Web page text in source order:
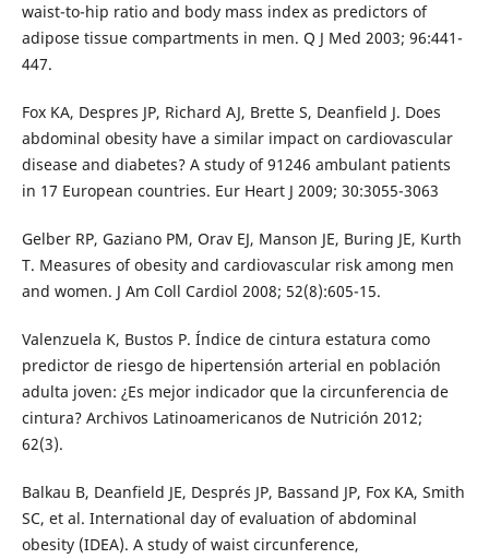
waist-to-hip ratio and body mass index as predictors of
adipose tissue compartments in men. Q J Med 2003; 96:441-
447.
Fox KA, Despres JP, Richard AJ, Brette S, Deanfield J. Does
abdominal obesity have a similar impact on cardiovascular
disease and diabetes? A study of 91246 ambulant patients
in 17 European countries. Eur Heart J 2009; 30:3055-3063
Gelber RP, Gaziano PM, Orav EJ, Manson JE, Buring JE, Kurth
T. Measures of obesity and cardiovascular risk among men
and women. J Am Coll Cardiol 2008; 52(8):605-15.
Valenzuela K, Bustos P. Índice de cintura estatura como
predictor de riesgo de hipertensión arterial en población
adulta joven: ¿Es mejor indicador que la circunferencia de
cintura? Archivos Latinoamericanos de Nutrición 2012;
62(3).
Balkau B, Deanfield JE, Després JP, Bassand JP, Fox KA, Smith
SC, et al. International day of evaluation of abdominal
obesity (IDEA). A study of waist circunference,